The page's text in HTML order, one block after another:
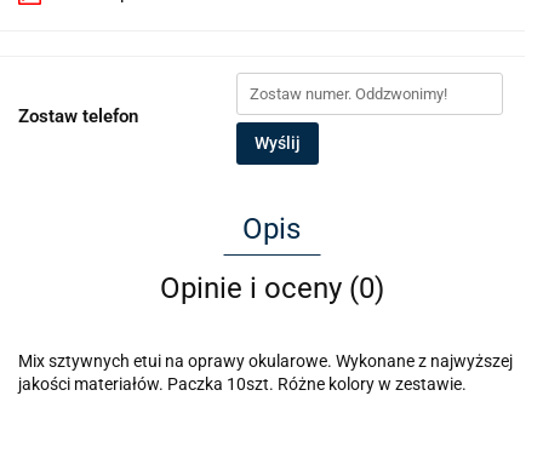
Zostaw telefon
Wyślij
Opis
Opinie i oceny (0)
Mix sztywnych etui na oprawy okularowe. Wykonane z najwyższej
jakości materiałów. Paczka 10szt. Różne kolory w zestawie.